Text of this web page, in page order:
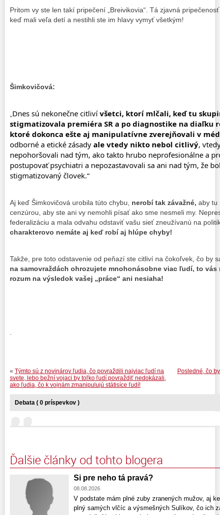
Pritom vy ste len takí pripečení „Breivikovia“. Tá zjavná
keď mali veľa detí a nestihli ste im hlavy vymyť všetkým!
Šimkovičová:
Dnes sú nekonečne citliví všetci, ktorí mlčali, keď tu
stigmatizovala premiéra SR a po diagnostike na diaľku
ktoré dokonca ešte aj manipulatívne zverejňovali v
odborné a etické zásady ale vtedy nikto nebol citlivý,
nepohoršovali nad tým, ako takto hrubo neprofesionálne a
postupovať psychiatri a nepozastavovali sa ani nad tým, že
stigmatizovaný človek.“
Aj keď Šimkovičová urobila túto chybu, nerobí tak závažné, aby tu
cenzúrou, aby ste ani vy nemohli písať ako sme nesmeli my.
federalizáciu a mala odvahu odstaviť vašu sieť zneužívanú na
charakterovo nemáte aj keď robí aj hlúpe chyby!
Takže, pre toto odstavenie od peňazí ste citliví na čokoľvek, čo by
na samovraždách ohrozujete mnohonásobne viac ľudí, to vás
rozum na výsledok vašej „práce“ ani nesiaha!
Posledné, čo
« Týmto sú z novinárov ľudia, čo povraždili najviac ľudí na
svete, lebo bežní vojaci by toľko ľudí povraždiť nedokázali,
ako ľudia, čo k vojnám zmanipulujú státisíce ľudí!
Debata ( 0 príspevkov )
Ďalšie články od tohto blogera
Si pre neho tá pravá?
08.08.2026
V podstate mám plné zuby zranených mužov, aj
plný samých vlčíc a výsmešných Sulíkov, čo ich